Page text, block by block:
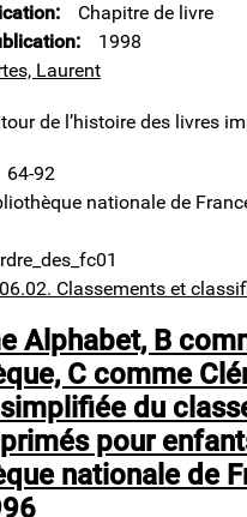
des
livres
selon
Nicolas
Chapitre de livre
1998
Laurent
de l’histoire des livres
64-92
nationale de
06.02. Classements et
Alphabet, B
C comme
du
pour
nationale de